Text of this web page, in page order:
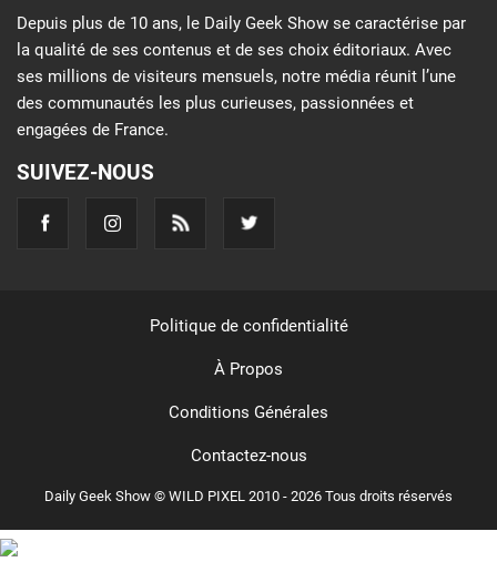
Depuis plus de 10 ans, le Daily Geek Show se caractérise par
la qualité de ses contenus et de ses choix éditoriaux. Avec
ses millions de visiteurs mensuels, notre média réunit l’une
des communautés les plus curieuses, passionnées et
engagées de France.
SUIVEZ-NOUS
Daily Geek Show © WILD PIXEL 2010 - 2026 Tous droits réservés
Politique de confidentialité
À Propos
Conditions Générales
Contactez-nous